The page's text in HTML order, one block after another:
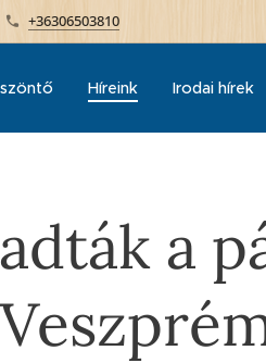
+36306503810
Híreink Irodai hírek
a